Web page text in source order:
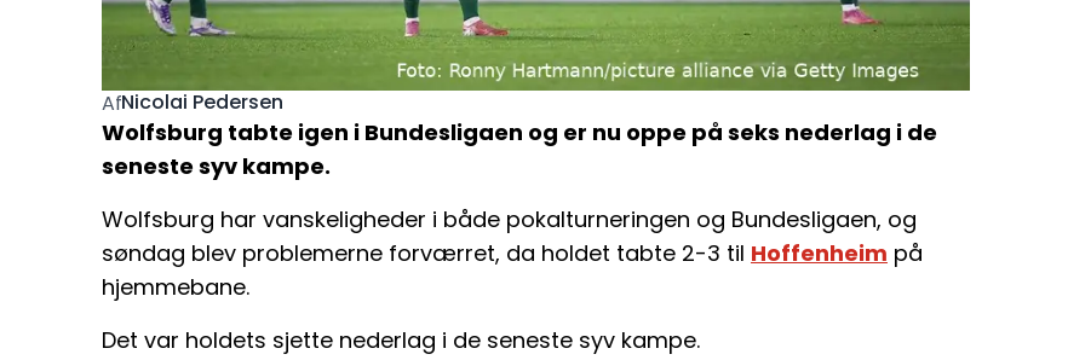
AfNicolai Pedersen
Wolfsburg tabte igen i Bundesligaen og er nu oppe på seks nederlag i de
seneste syv kampe.
Wolfsburg har vanskeligheder i både pokalturneringen og Bundesligaen, og
søndag blev problemerne forværret, da holdet tabte 2-3 til Hoffenheim på
hjemmebane.
Det var holdets sjette nederlag i de seneste syv kampe.